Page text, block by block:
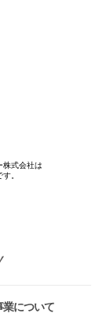
株式会社は
。
業について